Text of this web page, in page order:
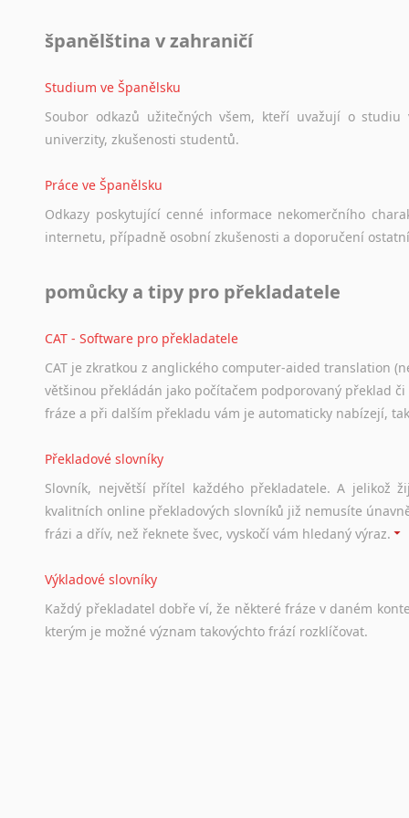
španělština v zahraničí
Studium ve Španělsku
Soubor odkazů užitečných všem, kteří uvažují o studiu
univerzity, zkušenosti studentů.
Práce ve Španělsku
Odkazy poskytující cenné informace nekomerčního
internetu, případně osobní zkušenosti a doporučení
pomůcky a tipy pro překladatele
CAT - Software pro překladatele
CAT je zkratkou z anglického computer-aided translation
většinou překládán jako počítačem podporovaný překlad
fráze a při dalším překladu vám je automaticky nabízejí,
Překladové slovníky
Slovník, největší přítel každého překladatele. A jelikož
kvalitních online překladových slovníků již nemusíte
frázi a dřív, než řeknete švec, vyskočí vám hledaný výraz.
Výkladové slovníky
Každý překladatel dobře ví, že některé fráze v daném
kterým je možné význam takovýchto frází rozklíčovat.